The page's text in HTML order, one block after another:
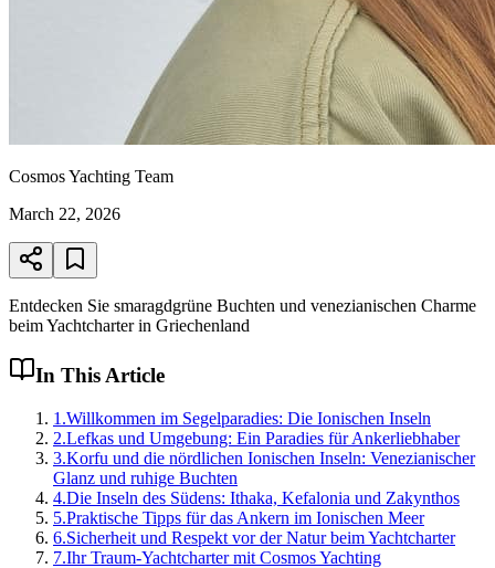
Cosmos Yachting Team
March 22, 2026
Entdecken Sie smaragdgrüne Buchten und venezianischen Charme
beim Yachtcharter in Griechenland
In This Article
1 .Willkommen im Segelparadies: Die Ionischen Inseln
2.Lefkas und Umgebung: Ein Paradies für Ankerliebhaber
3.Korfu und die nördlichen Ionischen Inseln: Venezianischer
Glanz und ruhige Buchten
4.Die Inseln des Südens: Ithaka, Kefalonia und Zakynthos
5.Praktische Tipps für das Ankern im Ionischen Meer
6.Sicherheit und Respekt vor der Natur beim Yachtcharter
7.Ihr Traum-Yachtcharter mit Cosmos Yachting